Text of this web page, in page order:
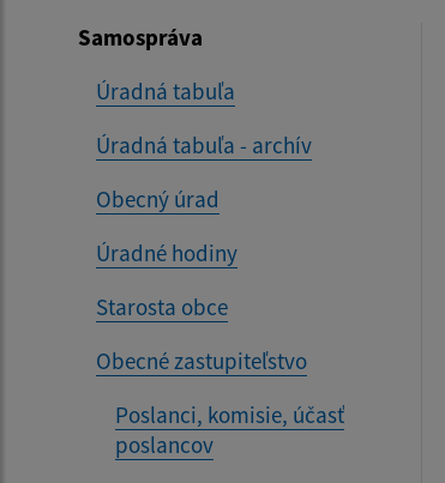
Samospráva
Úradná tabuľa
Úradná tabuľa - archív
Obecný úrad
Úradné hodiny
Starosta obce
Obecné zastupiteľstvo
Poslanci, komisie, účasť
poslancov